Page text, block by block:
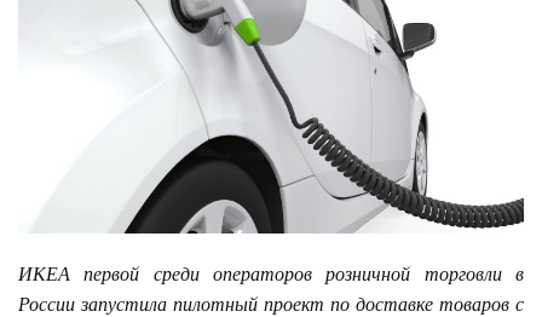
ИКЕА первой среди операторов розничной торговли в
России запустила пилотный проект по доставке товаров с